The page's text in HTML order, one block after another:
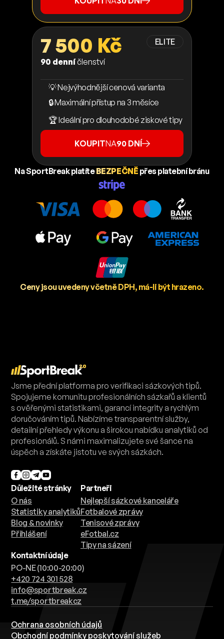
ELITE
7 500 Kč
90 denníčlenství
💡 Nejvýhodnější cenová varianta
🔒 Maximální přístup na 3 měsíce
🏆 Ideální pro dlouhodobé ziskové tipy
KOUPITNA90 DNÍ
Na SportBreak platíteBEZPEČNĚ přes platební bránu
Ceny jsou uvedeny včetně DPH, má-li být hrazeno.
Jsme přední platforma pro verifikaci sázkových tipů.
Spojujeme komunitu profesionálních sázkařů a klientů
s ověřenými statistikami, garancí integrity a rychlým
doručováním tipů. Nabízíme transparentní služby,
detailní přehledy výkonu a širokou nabídku analytiků od
profesionálů. S námi maximalizujete své šance na
úspěch a získáte jistotu ve svých sázkách.
Důležité stránky
O nás
Statistiky analytiků
Blog & novinky
Přihlášení
Partneři
Nejlepší sázkové kanceláře
Fotbalové zprávy
Tenisové zprávy
eFotbal.cz
Tipy na sázení
Kontaktní údaje
PO-NE (10:00-20:00)
+420 724 301 528
info@sportbreak.cz
t.me/sportbreakcz
Ochrana osobních údajů
Obchodní podmínky poskytování služeb